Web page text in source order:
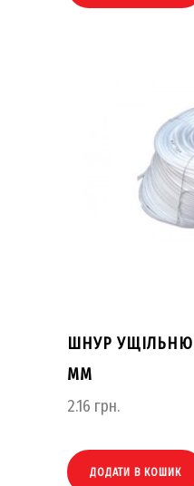
ШНУР
ММ
2.16 грн.
ДОДАТИ В КОШИК